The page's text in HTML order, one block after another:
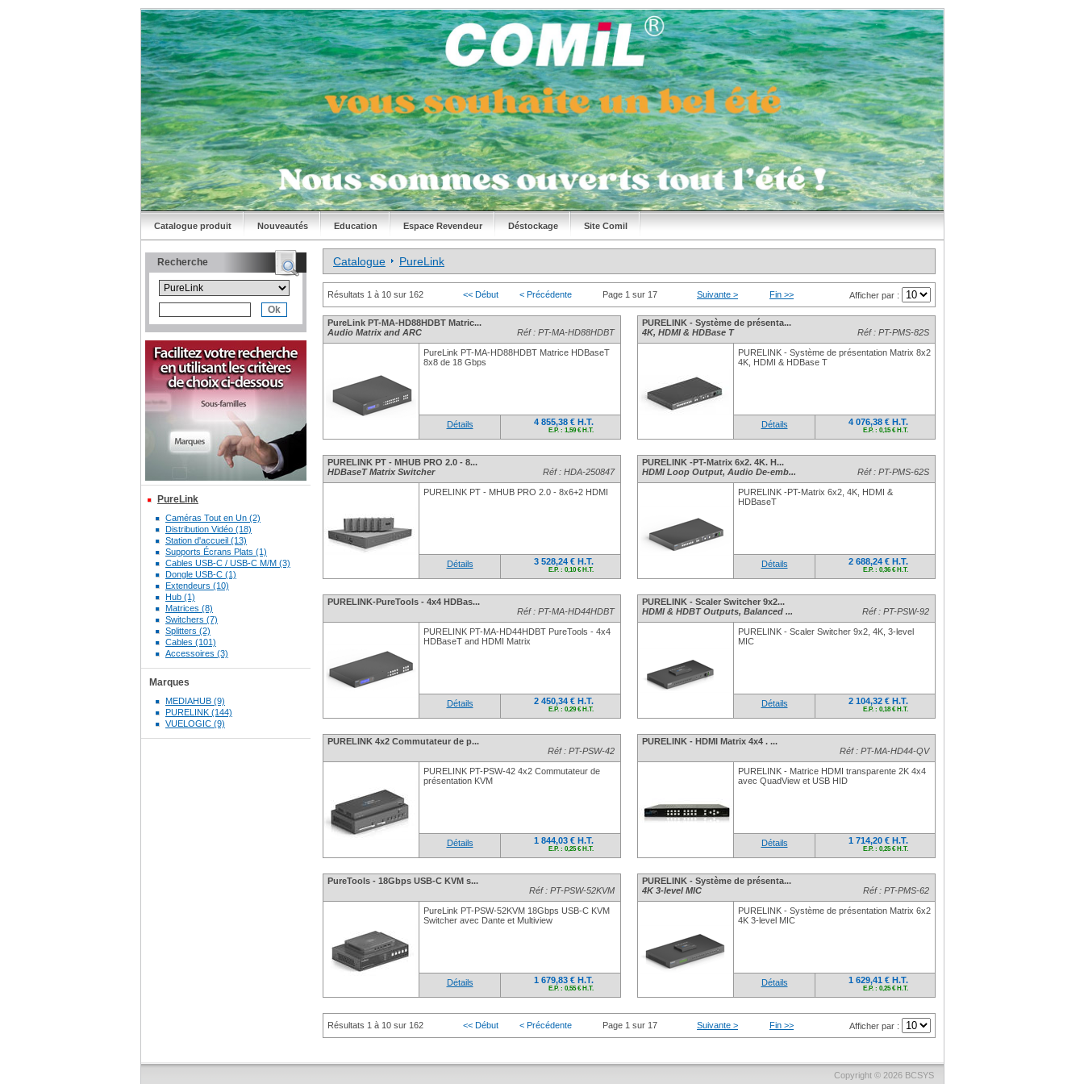
Catalogue produit Nouveautés Education Espace Revendeur Déstockage Site Comil
Recherche
PureLink
Caméras Tout en Un (2)
Distribution Vidéo (18)
Station d'accueil (13)
Supports Écrans Plats (1)
Cables USB-C / USB-C M/M (3)
Dongle USB-C (1)
Extendeurs (10)
Hub (1)
Matrices (8)
Switchers (7)
Splitters (2)
Cables (101)
Accessoires (3)
Marques
MEDIAHUB (9)
PURELINK (144)
VUELOGIC (9)
Catalogue PureLink
Résultats 1 à 10 sur 162 << Début < Précédente Page 1 sur 17 Suivante > Fin >> Afficher par :
PureLink PT-MA-HD88HDBT Matric...
Audio Matrix and ARC
Réf : PT-MA-HD88HDBT
PureLink PT-MA-HD88HDBT Matrice HDBaseT
8x8 de 18 Gbps
Détails 4 855,38 € H.T.
E.P. : 1,59 € H.T.
PURELINK - Système de présenta...
4K, HDMI & HDBase T
Réf : PT-PMS-82S
PURELINK - Système de présentation Matrix 8x2
4K, HDMI & HDBase T
Détails 4 076,38 € H.T.
E.P. : 0,15 € H.T.
PURELINK PT - MHUB PRO 2.0 - 8...
HDBaseT Matrix Switcher
Réf : HDA-250847
PURELINK PT - MHUB PRO 2.0 - 8x6+2 HDMI
Détails 3 528,24 € H.T.
E.P. : 0,10 € H.T.
PURELINK -PT-Matrix 6x2. 4K. H...
HDMI Loop Output, Audio De-emb...
Réf : PT-PMS-62S
PURELINK -PT-Matrix 6x2, 4K, HDMI &
HDBaseT
Détails 2 688,24 € H.T.
E.P. : 0,36 € H.T.
PURELINK-PureTools - 4x4 HDBas...
Réf : PT-MA-HD44HDBT
PURELINK PT-MA-HD44HDBT PureTools - 4x4
HDBaseT and HDMI Matrix
Détails 2 450,34 € H.T.
E.P. : 0,29 € H.T.
PURELINK - Scaler Switcher 9x2...
HDMI & HDBT Outputs, Balanced ...
Réf : PT-PSW-92
PURELINK - Scaler Switcher 9x2, 4K, 3-level
MIC
Détails 2 104,32 € H.T.
E.P. : 0,18 € H.T.
PURELINK 4x2 Commutateur de p...
Réf : PT-PSW-42
PURELINK PT-PSW-42 4x2 Commutateur de
présentation KVM
Détails 1 844,03 € H.T.
E.P. : 0,25 € H.T.
PURELINK - HDMI Matrix 4x4 . ...
Réf : PT-MA-HD44-QV
PURELINK - Matrice HDMI transparente 2K 4x4
avec QuadView et USB HID
Détails 1 714,20 € H.T.
E.P. : 0,25 € H.T.
PureTools - 18Gbps USB-C KVM s...
Réf : PT-PSW-52KVM
PureLink PT-PSW-52KVM 18Gbps USB-C KVM
Switcher avec Dante et Multiview
Détails 1 679,83 € H.T.
E.P. : 0,55 € H.T.
PURELINK - Système de présenta...
4K 3-level MIC
Réf : PT-PMS-62
PURELINK - Système de présentation Matrix 6x2
4K 3-level MIC
Détails 1 629,41 € H.T.
E.P. : 0,25 € H.T.
Résultats 1 à 10 sur 162 << Début < Précédente Page 1 sur 17 Suivante > Fin >> Afficher par :
Copyright © 2026 BCSYS